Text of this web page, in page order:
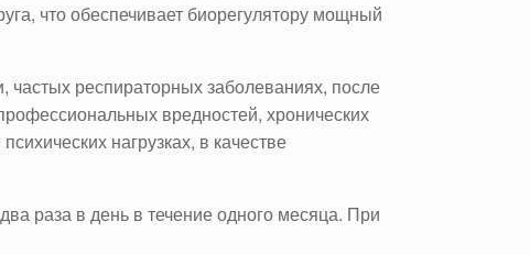
что обеспечивает биорегулятору мощный
частых респираторных заболеваниях, после
вредностей, хронических
нагрузках, в качестве
раза в день в течение одного месяца. При